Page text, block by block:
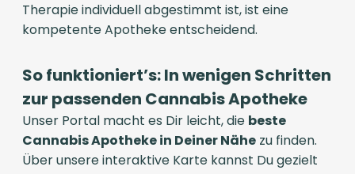
Therapie individuell abgestimmt ist, ist eine
kompetente Apotheke entscheidend.
So funktioniert’s: In wenigen Schritten
zur passenden Cannabis Apotheke
Unser Portal macht es Dir leicht, die beste
Cannabis Apotheke in Deiner Nähe zu finden.
Über unsere interaktive Karte kannst Du gezielt